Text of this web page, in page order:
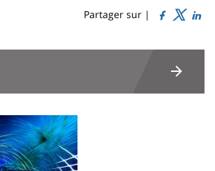
Partager sur |